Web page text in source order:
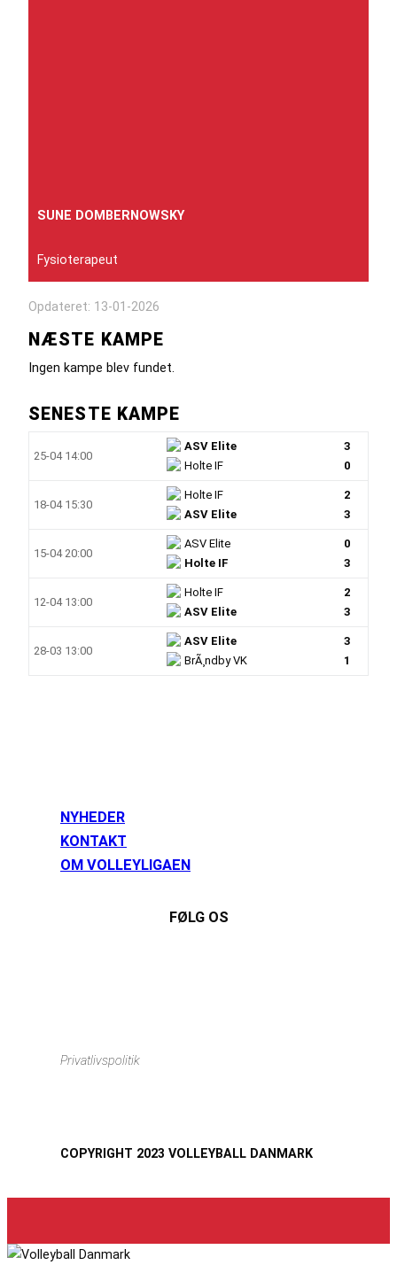
SUNE DOMBERNOWSKY
Fysioterapeut
Opdateret: 13-01-2026
NÆSTE KAMPE
Ingen kampe blev fundet.
SENESTE KAMPE
25-04 14:00
ASV Elite
Holte IF
3
0
18-04 15:30
Holte IF
ASV Elite
2
3
15-04 20:00
ASV Elite
Holte IF
0
3
12-04 13:00
Holte IF
ASV Elite
2
3
28-03 13:00
ASV Elite
BrÃ¸ndby VK
3
1
NYHEDER
KONTAKT
OM VOLLEYLIGAEN
FØLG OS
Privatlivspolitik
COPYRIGHT 2023 VOLLEYBALL DANMARK